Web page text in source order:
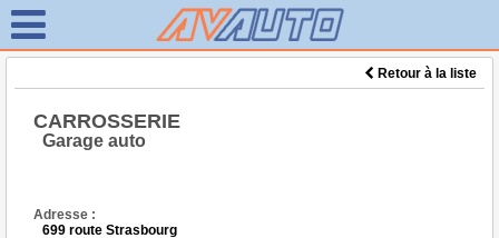
Retour à la liste
CARROSSERIE
Garage auto
Adresse :
699 route Strasbourg